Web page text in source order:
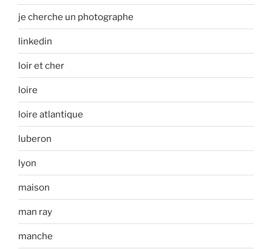
je cherche un photographe
linkedin
loir et cher
loire
loire atlantique
luberon
lyon
maison
man ray
manche